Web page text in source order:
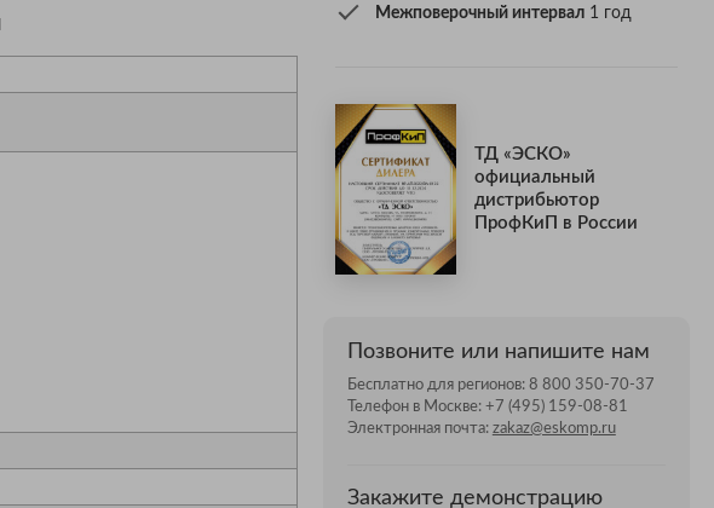
Межповерочный интервал1 год
ТД «ЭСКО»
официальный
дистрибьютор
ПрофКиП в России
Позвоните или напишите нам
Бесплатно для регионов: 8 800 350-70-37
Телефон в Москве: +7 (495) 159-08-81
Электронная почта: zakaz@eskomp.ru
Закажите демонстрацию